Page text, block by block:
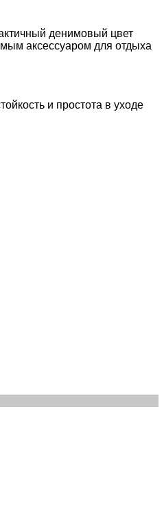
денимовый цвет
аксессуаром для отдыха
и простота в уходе